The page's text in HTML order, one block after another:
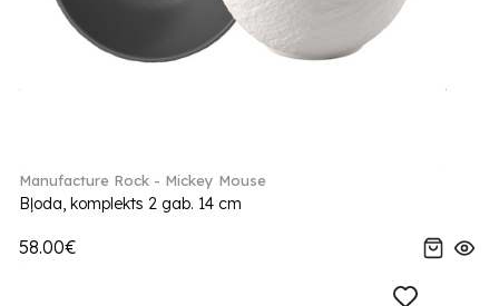
Manufacture Rock - Mickey Mouse
Bļoda, komplekts 2 gab. 14 cm
58.00€